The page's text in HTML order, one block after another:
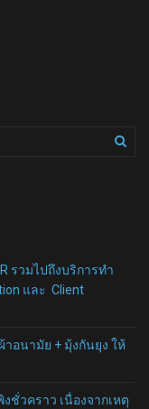
รวมไปถึงบริการทำ
และ Client
าอนามัย + มุ้งกันยุง ให้
ชั่วคราว เนื่องจากเหตุ